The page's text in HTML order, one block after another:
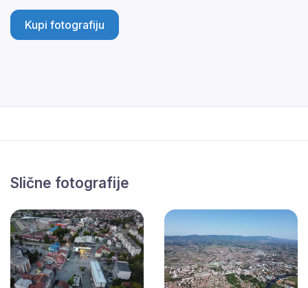
Kupi fotografiju
Slične fotografije